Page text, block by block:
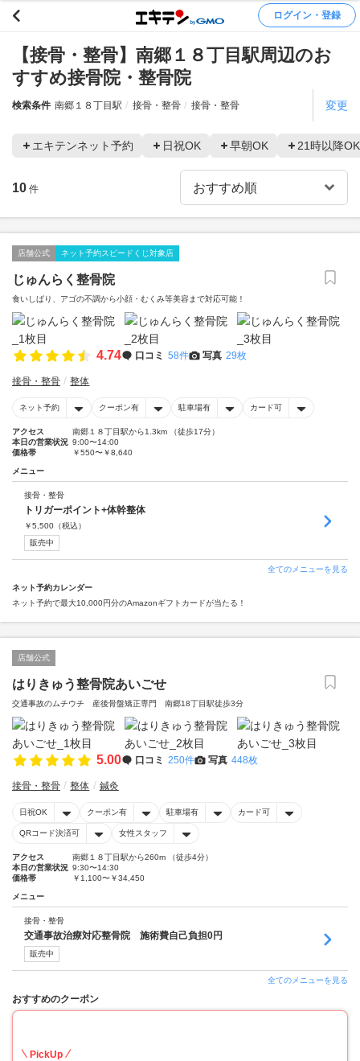
ログイン・登録
【接骨・整骨】南郷１８丁目駅周辺のお
すすめ接骨院・整骨院
検索条件 南郷１８丁目駅 接骨・整骨 接骨・整骨 変更
エキテンネット予約 日祝OK 早朝OK 21時以降OK
10 件
店舗公式 ネット予約スピードくじ対象店
じゅんらく整骨院
食いしばり、アゴの不調から小顔・むくみ等美容まで対応可能！
4.74 口コミ 58件 写真 29枚
接骨・整骨 整体
ネット予約 クーポン有 駐車場有 カード可
アクセス
南郷１８丁目駅から1.3km （徒歩17分）
本日の営業状況 9:00〜14:00
価格帯
￥550〜￥8,640
メニュー
接骨・整骨
トリガーポイント+体幹整体
￥5,500 （税込）
販売中
全てのメニューを見る
ネット予約カレンダー
ネット予約で最大10,000円分のAmazonギフトカードが当たる！
店舗公式
はりきゅう整骨院あいごせ
交通事故のムチウチ 産後骨盤矯正専門 南郷18丁目駅徒歩3分
5.00 口コミ 250件 写真 448枚
接骨・整骨 整体 鍼灸
日祝OK クーポン有 駐車場有 カード可
QRコード決済可 女性スタッフ
アクセス
南郷１８丁目駅から260m （徒歩4分）
本日の営業状況 9:30〜14:30
価格帯
￥1,100〜￥34,450
メニュー
接骨・整骨
交通事故治療対応整骨院 施術費自己負担0円
販売中
全てのメニューを見る
おすすめのクーポン
PickUp